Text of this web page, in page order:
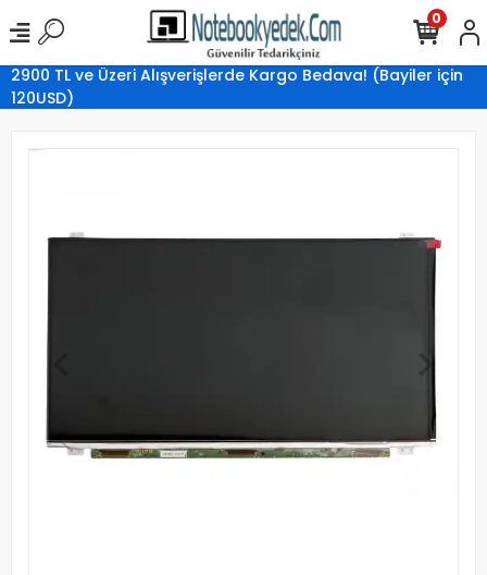
2900 TL ve Üzeri Alışverişlerde Kargo Bedava! (Bayiler için
120USD)
0